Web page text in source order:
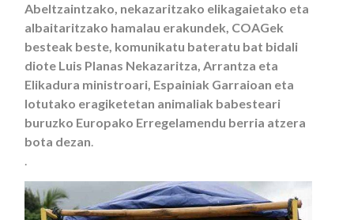
Abeltzaintzako, nekazaritzako elikagaietako eta
albaitaritzako hamalau erakundek, COAGek
besteak beste, komunikatu bateratu bat bidali
diote Luis Planas Nekazaritza, Arrantza eta
Elikadura ministroari, Espainiak Garraioan eta
lotutako eragiketetan animaliak babesteari
buruzko Europako Erregelamendu berria atzera
bota dezan.
.